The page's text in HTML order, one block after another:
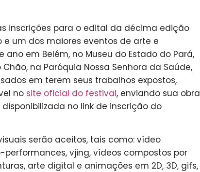
inscrições para o edital da décima edição
e um dos maiores eventos de arte e
em Belém, no Museu do Estado do Pará,
na Paróquia Nossa Senhora da Saúde,
em terem seus trabalhos expostos,
no site oficial do festival, enviando sua obra
no link de inscrição do
serão aceitos, tais como: vídeo
vjing, vídeos compostos por
arte digital e animações em 2D, 3D, gifs,